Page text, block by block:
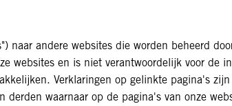
naar andere websites die worden beheerd
websites en is niet verantwoordelijk voor de
Verklaringen op gelinkte pagina's
waarnaar op de pagina's van onze